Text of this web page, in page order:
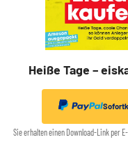
Heiße Tage –
Sie erhalten einen Download-Link per